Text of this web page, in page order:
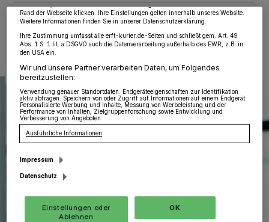
10.09.2025 , 17:06 Uhr Eine Minute Lesezeit
Rand der Webseite klicken. Ihre Einstellungen gelten innerhalb unseres Website.
Weitere Informationen finden Sie in unserer Datenschutzerklärung.
Ihre Zustimmung umfasst alle erft-kurier.de-Seiten und schließt gem. Art. 49
Abs. 1 S. 1 lit. a DSGVO auch die Datenverarbeitung außerhalb des EWR, z.B. in
den USA ein.
Wir und unsere Partner verarbeiten Daten, um Folgendes
bereitzustellen:
Verwendung genauer Standortdaten. Endgeräteeigenschaften zur Identifikation
aktiv abfragen. Speichern von oder Zugriff auf Informationen auf einem Endgerät.
Personalisierte Werbung und Inhalte, Messung von Werbeleistung und der
Performance von Inhalten, Zielgruppenforschung sowie Entwicklung und
Verbesserung von Angeboten.
Ausführliche Informationen
Impressum
Datenschutz
Einstellungen oder
Ablehnen
OK